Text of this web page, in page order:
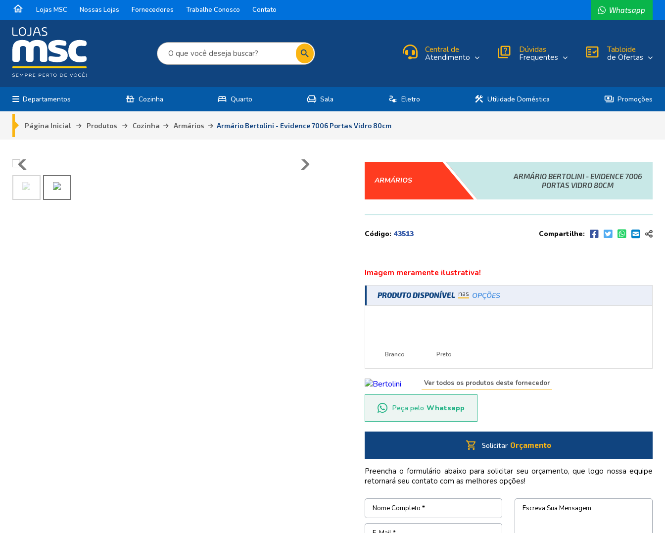
home Lojas MSC Nossas Lojas Fornecedores Trabalhe Conosco Contato Whatsapp
search
Central de
Atendimento
quiz
Dúvidas
Frequentes
fact_check
Tabloide
de Ofertas
Departamentos countertops Cozinha bed Quarto chair Sala electrical_services Eletro construction Utilidade Doméstica payments Promoções
Página Inicial Produtos Cozinha Armários Armário Bertolini - Evidence 7006 Portas Vidro 80cm
ARMÁRIOS
ARMÁRIO BERTOLINI - EVIDENCE 7006
PORTAS VIDRO 80CM
Código: 43513 Compartilhe:
Imagem meramente ilustrativa!
PRODUTO DISPONÍVEL nas OPÇÕES
Branco Preto
Ver todos os produtos deste fornecedor
Peça pelo Whatsapp
shopping_cart Solicitar Orçamento
Preencha o formulário abaixo para solicitar seu orçamento, que logo nossa equipe
retornará seu contato com as melhores opções!